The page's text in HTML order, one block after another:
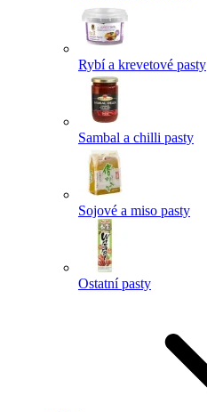
Rybí a krevetové pasty
Sambal a chilli pasty
Sojové a miso pasty
Ostatní pasty